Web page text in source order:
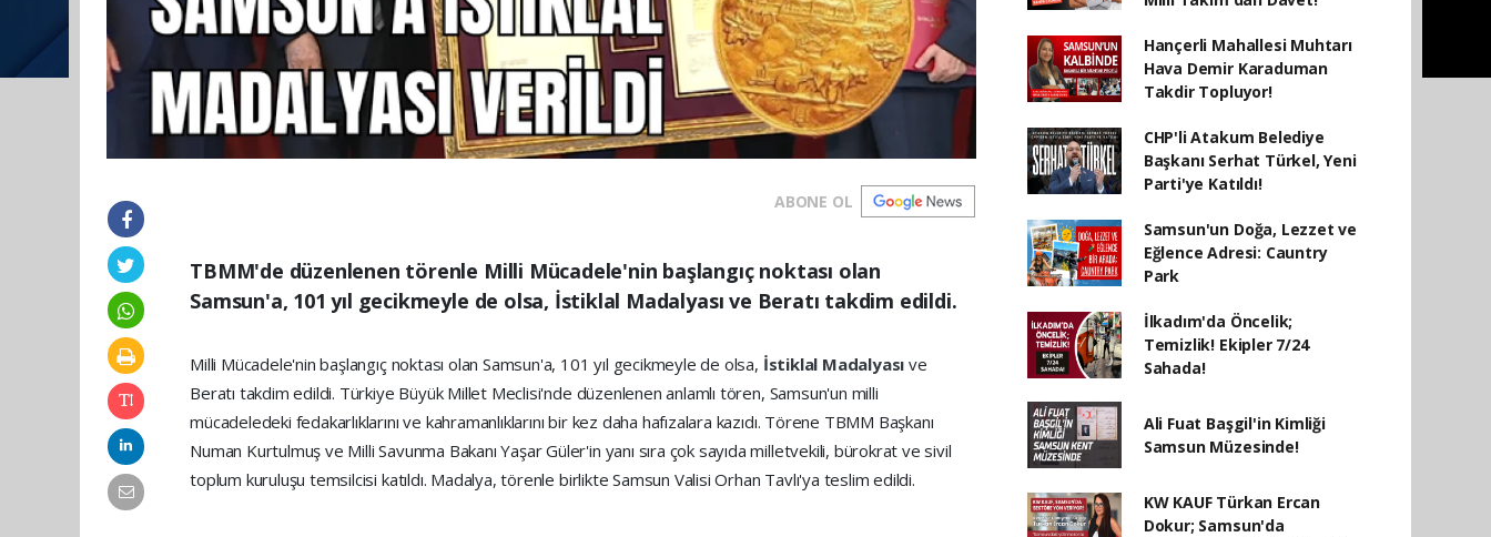
ABONE OL
TBMM'de düzenlenen törenle Milli Mücadele'nin başlangıç noktası olan
Samsun'a, 101 yıl gecikmeyle de olsa, İstiklal Madalyası ve Beratı takdim edildi.
Milli Mücadele'nin başlangıç noktası olan Samsun'a, 101 yıl gecikmeyle de olsa, İstiklal Madalyasıve
Beratı takdim edildi. Türkiye Büyük Millet Meclisi'nde düzenlenen anlamlı tören, Samsun'un milli
mücadeledeki fedakarlıklarını ve kahramanlıklarını bir kez daha hafızalara kazıdı. Törene TBMM Başkanı
Numan Kurtulmuş ve Milli Savunma Bakanı Yaşar Güler'in yanı sıra çok sayıda milletvekili, bürokrat ve sivil
toplum kuruluşu temsilcisi katıldı. Madalya, törenle birlikte Samsun Valisi Orhan Tavlı'ya teslim edildi.
Hançerli Mahallesi Muhtarı
Hava Demir Karaduman
Takdir Topluyor!
CHP'li Atakum Belediye
Başkanı Serhat Türkel, Yeni
Parti'ye Katıldı!
Samsun'un Doğa, Lezzet ve
Eğlence Adresi: Cauntry
Park
İlkadım'da Öncelik;
Temizlik! Ekipler 7/24
Sahada!
Ali Fuat Başgil'in Kimliği
Samsun Müzesinde!
KW KAUF Türkan Ercan
Dokur; Samsun'da